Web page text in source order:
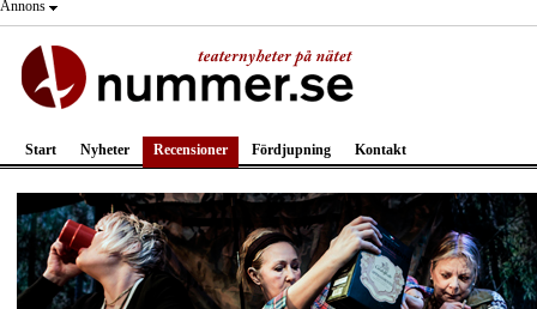
Annons
Start Nyheter Recensioner Fördjupning Kontakt